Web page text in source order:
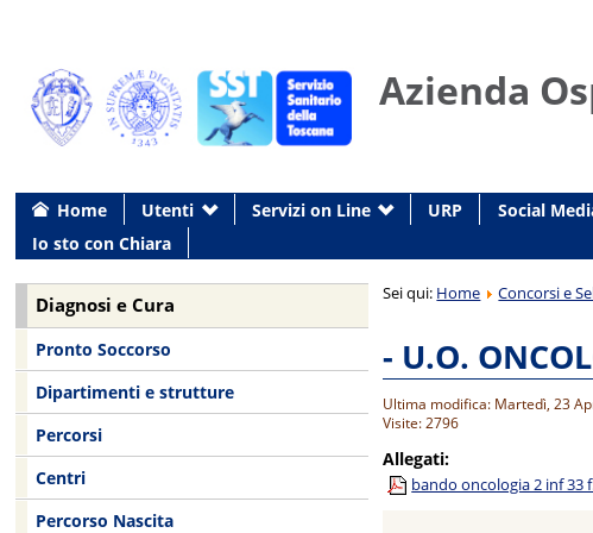
Azienda
Home Utenti Servizi on Line URP Social
Io sto con Chiara
Sei qui: Home Concorsi e
- U.O.
Ultima modifica: Martedì, 23
Visite: 2796
Allegati:
bando oncologia 2 inf 33
Diagnosi e Cura
Pronto Soccorso
Dipartimenti e strutture
Percorsi
Centri
Percorso Nascita